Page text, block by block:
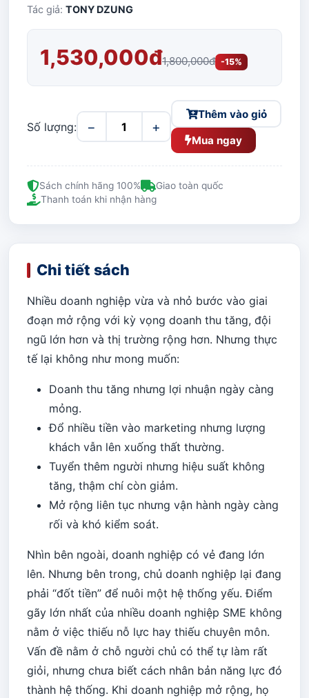
Tác giả: TONY DZUNG
1,530,000đ1,800,000đ -15%
Số lượng: − +
Thêm vào giỏ
Mua ngay
Sách chính hãng 100%
Giao toàn quốc
Thanh toán khi nhận hàng
Chi tiết sách
Nhiều doanh nghiệp vừa và nhỏ bước vào giai
đoạn mở rộng với kỳ vọng doanh thu tăng, đội
ngũ lớn hơn và thị trường rộng hơn. Nhưng thực
tế lại không như mong muốn:
Doanh thu tăng nhưng lợi nhuận ngày càng
mỏng.
Đổ nhiều tiền vào marketing nhưng lượng
khách vẫn lên xuống thất thường.
Tuyển thêm người nhưng hiệu suất không
tăng, thậm chí còn giảm.
Mở rộng liên tục nhưng vận hành ngày càng
rối và khó kiểm soát.
Nhìn bên ngoài, doanh nghiệp có vẻ đang lớn
lên. Nhưng bên trong, chủ doanh nghiệp lại đang
phải “đốt tiền” để nuôi một hệ thống yếu. Điểm
gãy lớn nhất của nhiều doanh nghiệp SME không
nằm ở việc thiếu nỗ lực hay thiếu chuyên môn.
Vấn đề nằm ở chỗ người chủ có thể tự làm rất
giỏi, nhưng chưa biết cách nhân bản năng lực đó
thành hệ thống. Khi doanh nghiệp mở rộng, họ